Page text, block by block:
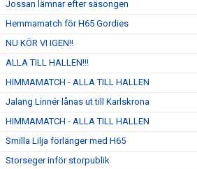
Jossan lämnar efter säsongen
Hemmamatch för H65 Gordies
NU KÖR VI IGEN!!
ALLA TILL HALLEN!!!
HIMMAMATCH - ALLA TILL HALLEN
Jalang Linnér lånas ut till Karlskrona
HIMMAMATCH - ALLA TILL HALLEN
Smilla Lilja förlänger med H65
Storseger inför storpublik